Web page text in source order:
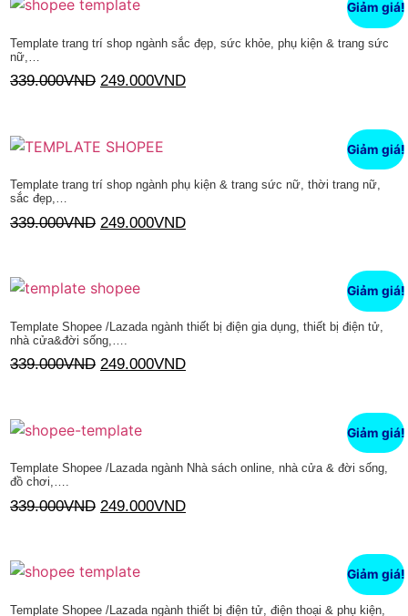
Giảm giá!
Template trang trí shop ngành sắc đẹp, sức khỏe, phụ kiện & trang sức
nữ,…
339.000VND 249.000VND
Giảm giá!
Template trang trí shop ngành phụ kiện & trang sức nữ, thời trang nữ,
sắc đẹp,…
339.000VND 249.000VND
Giảm giá!
Template Shopee /Lazada ngành thiết bị điện gia dụng, thiết bị điện tử,
nhà cửa&đời sống,….
339.000VND 249.000VND
Giảm giá!
Template Shopee /Lazada ngành Nhà sách online, nhà cửa & đời sống,
đồ chơi,….
339.000VND 249.000VND
Giảm giá!
Template Shopee /Lazada ngành thiết bị điện tử, điện thoại & phụ kiện,